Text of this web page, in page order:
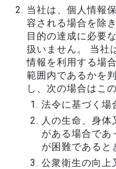
当社は、個人情報
容される場合を除
目的の達成に必要
扱いません。 当社
情報を利用する場
範囲内であるかを
し、次の場合はこ
法令に基づく場
人の生命、身体
がある場合であ
が困難であると
公衆衛生の向上